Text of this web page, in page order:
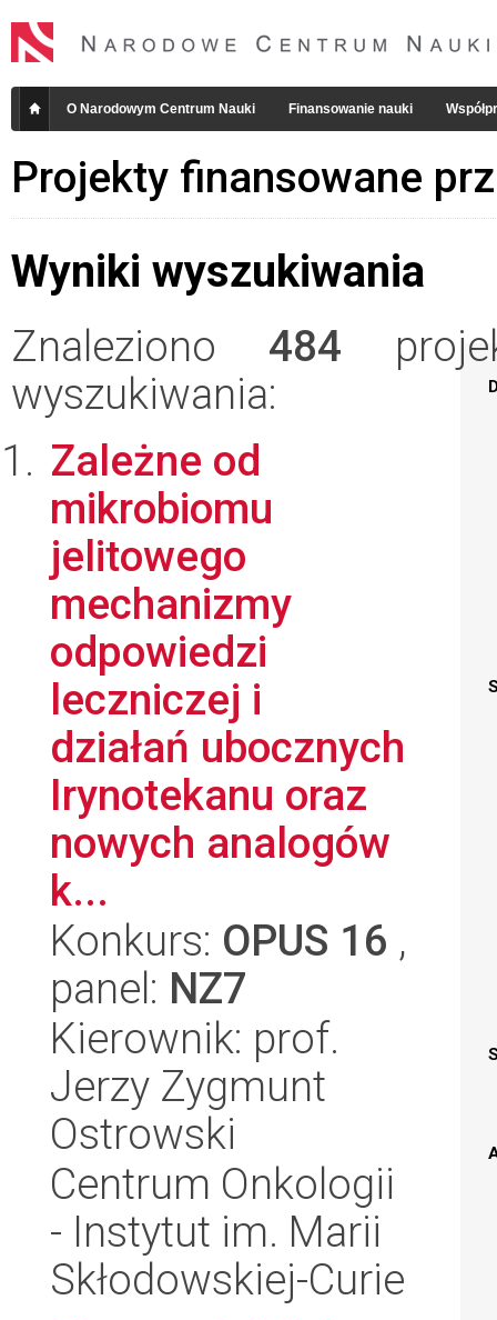
O Narodowym Centrum Nauki Finansowanie nauki
Projekty finansowane
Wyniki wyszukiwania
Znaleziono 484
wyszukiwania:
Zależne od
mikrobiomu
jelitowego
mechanizmy
odpowiedzi
leczniczej i
działań ubocznych
Irynotekanu oraz
nowych analogów
k...
Konkurs: OPUS 16 ,
panel: NZ7
Kierownik: prof.
Jerzy Zygmunt
Ostrowski
Centrum Onkologii
- Instytut im. Marii
Skłodowskiej-Curie